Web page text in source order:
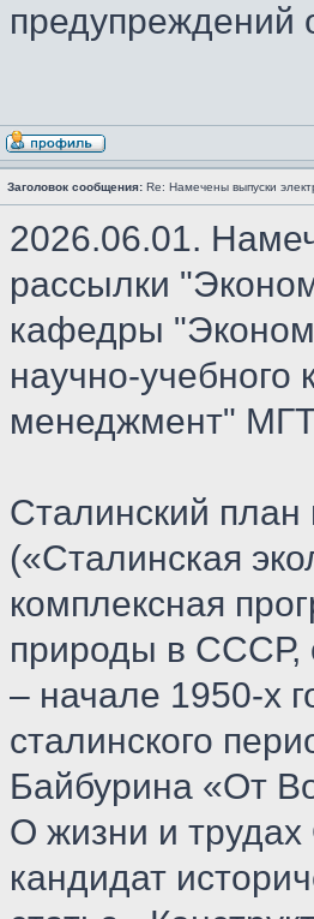
предупреждений
Заголовок сообщения: Re: Намечены выпуски
2026.06.01.
рассылки
кафедры
научно-
менеджмент"
Сталинский
(«Сталинская
комплексная
природы в СССР,
– начале 1950-х
сталинского
Байбурина «От
О жизни и
кандидат